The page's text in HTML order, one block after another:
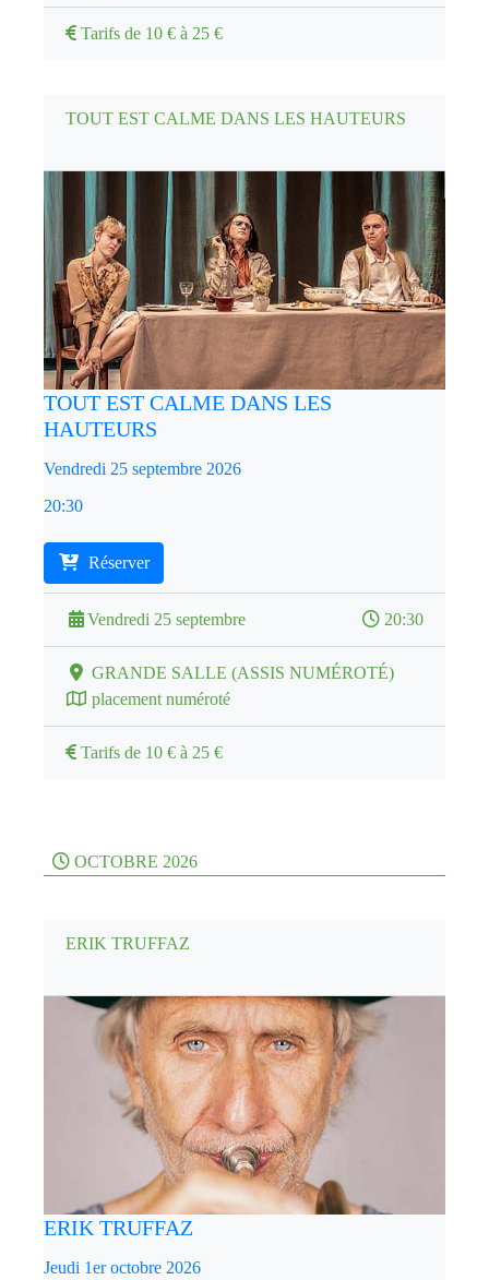
Tarifs de 10 € à 25 €
TOUT EST CALME DANS LES HAUTEURS
TOUT EST CALME DANS LES
HAUTEURS
Vendredi 25 septembre 2026
20:30
Réserver
Vendredi 25 septembre 20:30
GRANDE SALLE (ASSIS NUMÉROTÉ)
placement numéroté
Tarifs de 10 € à 25 €
OCTOBRE 2026
ERIK TRUFFAZ
ERIK TRUFFAZ
Jeudi 1er octobre 2026